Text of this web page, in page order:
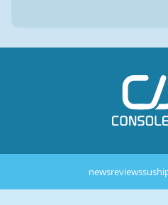
newsreviewssushi